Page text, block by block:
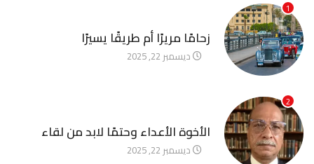
1
زحامًا مريرًا أم طريقًا يسيرًا
ديسمبر 22, 2025
2
الأخوة الأعداء وحتمًا لابد من لقاء
ديسمبر 22, 2025